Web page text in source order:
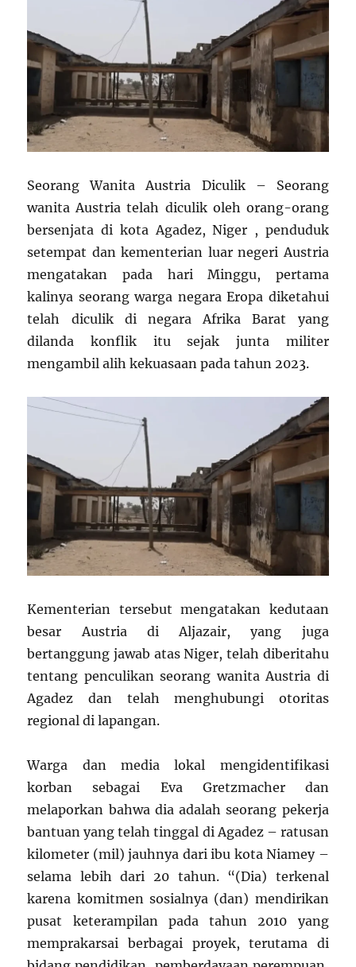
Seorang Wanita Austria Diculik – Seorang
wanita Austria telah diculik oleh orang-orang
bersenjata di kota Agadez, Niger , penduduk
setempat dan kementerian luar negeri Austria
mengatakan pada hari Minggu, pertama
kalinya seorang warga negara Eropa diketahui
telah diculik di negara Afrika Barat yang
dilanda konflik itu sejak junta militer
mengambil alih kekuasaan pada tahun 2023.
Kementerian tersebut mengatakan kedutaan
besar Austria di Aljazair, yang juga
bertanggung jawab atas Niger, telah diberitahu
tentang penculikan seorang wanita Austria di
Agadez dan telah menghubungi otoritas
regional di lapangan.
Warga dan media lokal mengidentifikasi
korban sebagai Eva Gretzmacher dan
melaporkan bahwa dia adalah seorang pekerja
bantuan yang telah tinggal di Agadez – ratusan
kilometer (mil) jauhnya dari ibu kota Niamey –
selama lebih dari 20 tahun. “(Dia) terkenal
karena komitmen sosialnya (dan) mendirikan
pusat keterampilan pada tahun 2010 yang
memprakarsai berbagai proyek, terutama di